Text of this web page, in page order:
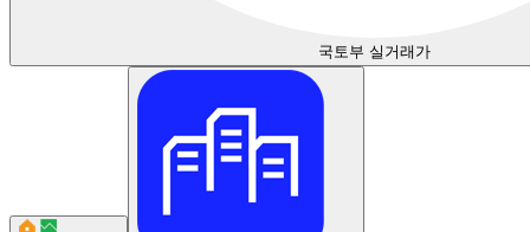
국토부 실거래가